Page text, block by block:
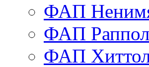
ФАП
ФАП
ФАП